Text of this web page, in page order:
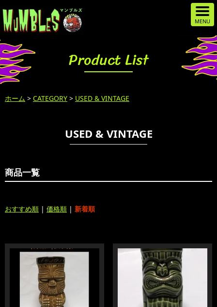
Product List
ホーム > CATEGORY > USED & VINTAGE
USED & VINTAGE
商品一覧
おすすめ順 | 価格順 | 新着順